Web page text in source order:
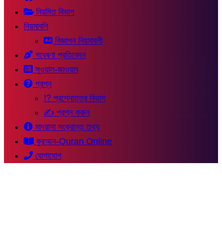
নিয়মিত বিভাগ
নিয়মাবলি
বিজ্ঞাপন নিয়মাবলী
গবেষণা প্রতিবেদন
সুওয়াল-জাওয়াব
প্রশ্ন
⁉ প্রশ্নোত্তর বিভাগ
✍ প্রশ্ন করুন
মাদরাসা সংক্রান্ত তথ্য
কুরআন-Quran Online
যোগাযোগ